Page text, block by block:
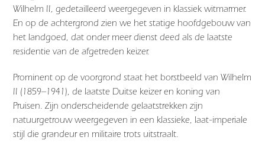
Wilhelm II, gedetailleerd weergegeven in klassiek witmarmer.
En op de achtergrond zien we het statige hoofdgebouw van
het landgoed, dat onder meer dienst deed als de laatste
residentie van de afgetreden keizer.
Prominent op de voorgrond staat het borstbeeld van Wilhelm
II (1859–1941), de laatste Duitse keizer en koning van
Pruisen. Zijn onderscheidende gelaatstrekken zijn
natuurgetrouw weergegeven in een klassieke, laat-imperiale
stijl die grandeur en militaire trots uitstraalt.